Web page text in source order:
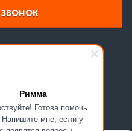
Римма
Готова помочь
мне, если у
ЗВОНОК